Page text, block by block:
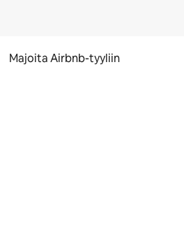
Majoita Airbnb-tyyliin